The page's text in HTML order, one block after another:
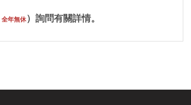
全年無休 ）詢問有關詳情。